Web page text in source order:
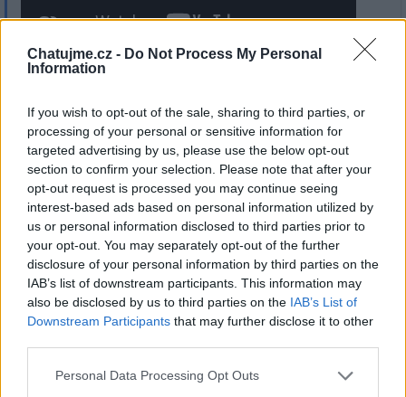
Chatujme.cz - Do Not Process My Personal
Information
If you wish to opt-out of the sale, sharing to third parties, or
processing of your personal or sensitive information for
targeted advertising by us, please use the below opt-out
section to confirm your selection. Please note that after your
opt-out request is processed you may continue seeing
interest-based ads based on personal information utilized by
us or personal information disclosed to third parties prior to
your opt-out. You may separately opt-out of the further
disclosure of your personal information by third parties on the
IAB’s list of downstream participants. This information may
also be disclosed by us to third parties on the IAB’s List of
Downstream Participants that may further disclose it to other
Personal Data Processing Opt Outs
Přihlásit se a odpovědět
Reklama
jitrnice |Předmět:RE: RE: RE: Jak
uskladňujete své…
01.05.26 10:42:20
Reakce na příspěvek#512